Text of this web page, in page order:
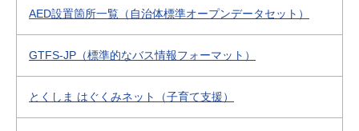
AED設置箇所一覧（自治体標準オープンデータセット）
GTFS-JP（標準的なバス情報フォーマット）
とくしま はぐくみネット（子育て支援）